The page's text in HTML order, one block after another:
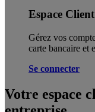
Espace
Gérez vos
carte bancaire et
Se connecter
Votre espace